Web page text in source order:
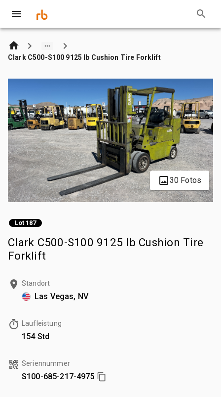
Clark C500-S100 9125 lb Cushion Tire Forklift
30 Fotos
Lot 187
Clark C500-S100 9125 lb Cushion Tire
Forklift
Standort
Las Vegas, NV
Laufleistung
154 Std
Seriennummer
S100-685-217-4975